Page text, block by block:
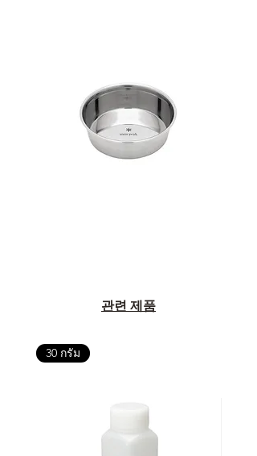
관련 제품
30 กรัม